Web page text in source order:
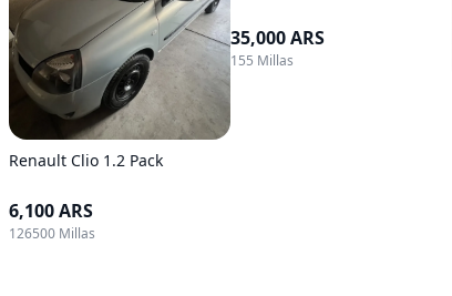
Renault Clio 1.2 Pack
6,100 ARS
126500 Millas
35,000 ARS
155 Millas